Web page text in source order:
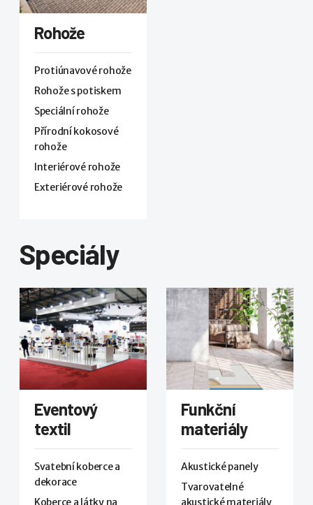
Rohože
Protiúnavové rohože
Rohože s potiskem
Speciální rohože
Přírodní kokosové
rohože
Interiérové rohože
Exteriérové rohože
Speciály
Eventový
textil
Svatební koberce a
dekorace
Koberce a látky na
Funkční
materiály
Akustické panely
Tvarovatelné
akustické materiály